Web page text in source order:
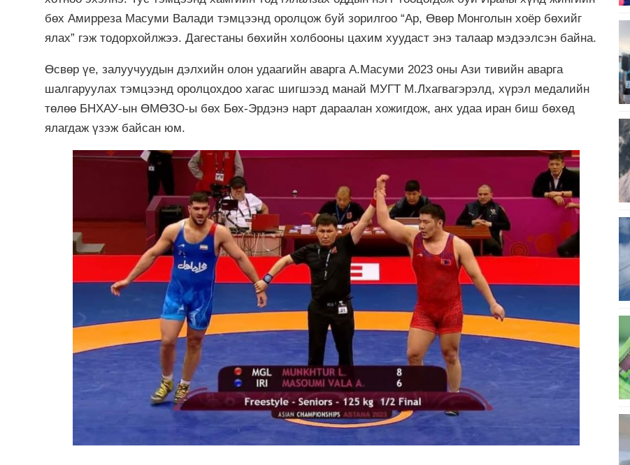
бөх Амирреза Масуми Валади тэмцээнд оролцож буй зорилгоо “Ар, Өвөр Монголын хоёр бөхийг
ялах” гэж тодорхойлжээ. Дагестаны бөхийн холбооны цахим хуудаст энэ талаар мэдээлсэн байна.
Өсвөр үе, залуучуудын дэлхийн олон удаагийн аварга А.Масуми 2023 оны Ази тивийн аварга
шалгаруулах тэмцээнд оролцохдоо хагас шигшээд манай МУГТ М.Лхагвагэрэлд, хүрэл медалийн
төлөө БНХАУ-ын ӨМӨЗО-ы бөх Бөх-Эрдэнэ нарт дараалан хожигдож, анх удаа иран биш бөхөд
ялагдаж үзэж байсан юм.